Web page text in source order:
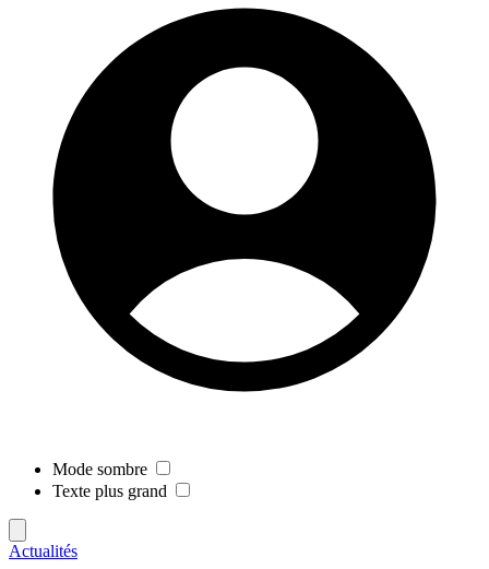
Mode sombre
Texte plus grand
Actualités